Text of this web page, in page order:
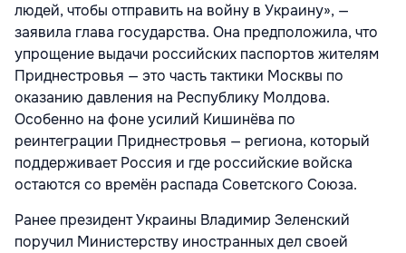
людей, чтобы отправить на войну в Украину», —
заявила глава государства. Она предположила, что
упрощение выдачи российских паспортов жителям
Приднестровья — это часть тактики Москвы по
оказанию давления на Республику Молдова.
Особенно на фоне усилий Кишинёва по
реинтеграции Приднестровья — региона, который
поддерживает Россия и где российские войска
остаются со времён распада Советского Союза.
Ранее президент Украины Владимир Зеленский
поручил Министерству иностранных дел своей